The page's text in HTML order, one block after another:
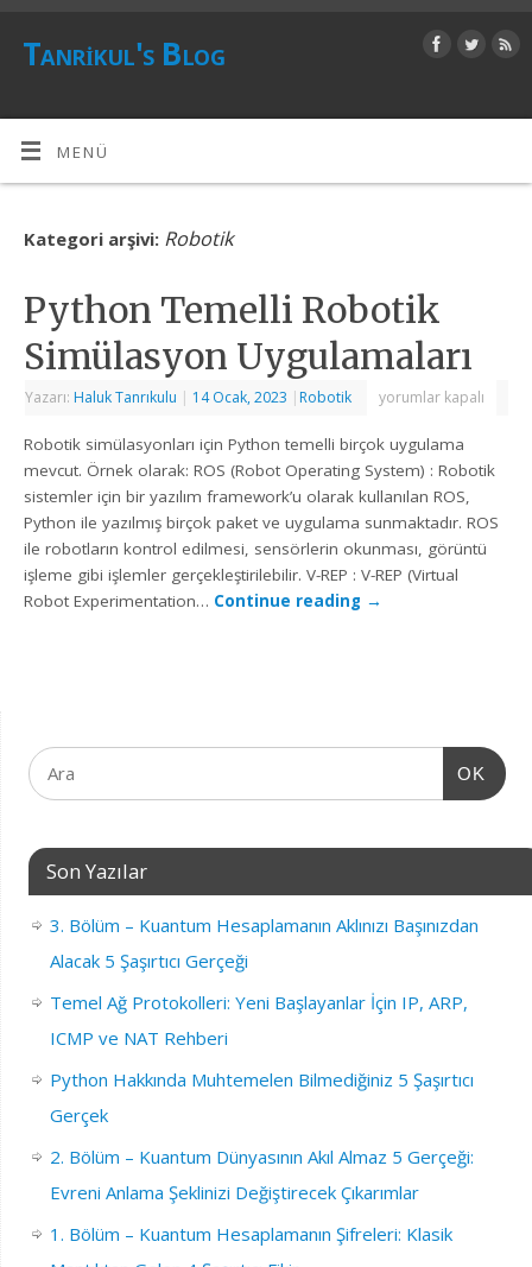
Tanrikul's Blog
MENÜ
Kategori arşivi: Robotik
Python Temelli Robotik
Simülasyon Uygulamaları
Yazarı: Haluk Tanrıkulu | 14 Ocak, 2023 | Robotik yorumlar kapalı
Robotik simülasyonları için Python temelli birçok uygulama
mevcut. Örnek olarak: ROS (Robot Operating System) : Robotik
sistemler için bir yazılım framework’u olarak kullanılan ROS,
Python ile yazılmış birçok paket ve uygulama sunmaktadır. ROS
ile robotların kontrol edilmesi, sensörlerin okunması, görüntü
işleme gibi işlemler gerçekleştirilebilir. V-REP : V-REP (Virtual
Robot Experimentation… Continue reading →
OK
Son Yazılar
3. Bölüm – Kuantum Hesaplamanın Aklınızı Başınızdan
Alacak 5 Şaşırtıcı Gerçeği
Temel Ağ Protokolleri: Yeni Başlayanlar İçin IP, ARP,
ICMP ve NAT Rehberi
Python Hakkında Muhtemelen Bilmediğiniz 5 Şaşırtıcı
Gerçek
2. Bölüm – Kuantum Dünyasının Akıl Almaz 5 Gerçeği:
Evreni Anlama Şeklinizi Değiştirecek Çıkarımlar
1. Bölüm – Kuantum Hesaplamanın Şifreleri: Klasik